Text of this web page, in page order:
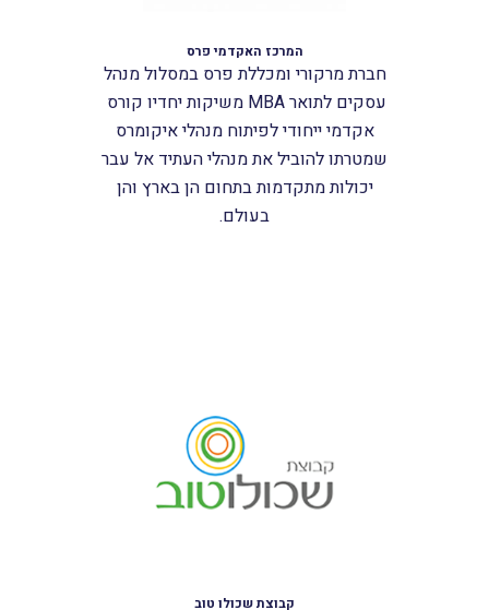
המרכז האקדמי פרס
חברת מרקורי ומכללת פרס במסלול מנהל
עסקים לתואר MBA משיקות יחדיו קורס
אקדמי ייחודי לפיתוח מנהלי איקומרס
שמטרתו להוביל את מנהלי העתיד אל עבר
יכולות מתקדמות בתחום הן בארץ והן
בעולם.
קבוצת שכולו טוב